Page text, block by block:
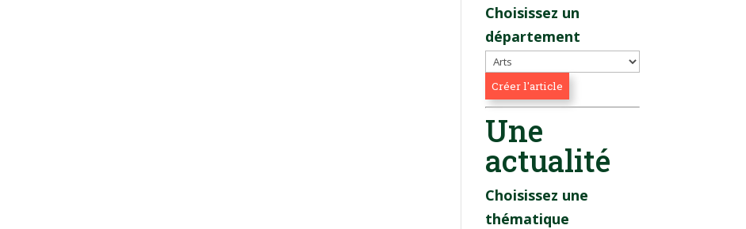
Choisissez un
département
Une
actualité
Choisissez une
thématique